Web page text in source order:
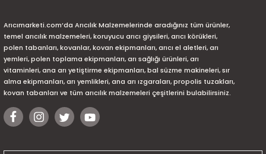
Arıcımarketi.com’da Arıcılık Malzemelerinde aradığınız tüm ürünler,
temel arıcılık malzemeleri, koruyucu arıcı giysileri, arıcı körükleri,
polen tabanları, kovanlar, kovan ekipmanları, arıcı el aletleri, arı
yemleri, polen toplama ekipmanları, arı sağlığı ürünleri, arı
vitaminleri, ana arı yetiştirme ekipmanları, bal süzme makineleri, sır
alma ekipmanları, arı yemlikleri, ana arı ızgaraları, propolis tuzakları,
kovan tabanları ve tüm arıcılık malzemeleri çeşitlerini bulabilirsiniz.